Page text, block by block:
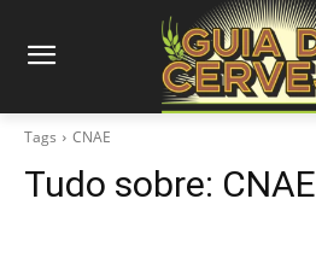
Tags CNAE
Tudo sobre: CNAE